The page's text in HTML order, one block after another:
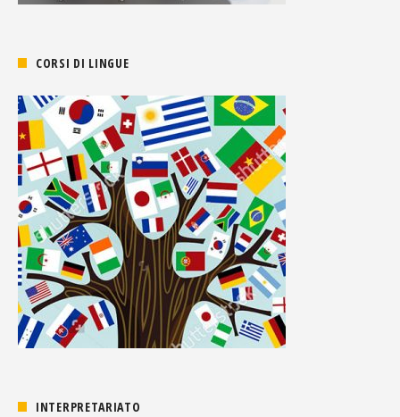
CORSI DI LINGUE
INTERPRETARIATO